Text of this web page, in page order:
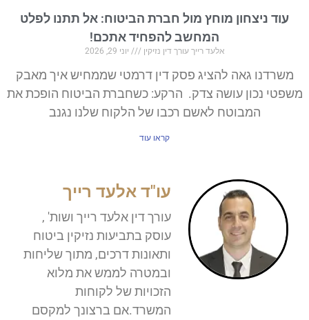
עוד ניצחון מוחץ מול חברת הביטוח: אל תתנו לפלט
המחשב להפחיד אתכם!
אלעד רייך עורך דין נזיקין יוני 29, 2026
משרדנו גאה להציג פסק דין דרמטי שממחיש איך מאבק
משפטי נכון עושה צדק. הרקע: כשחברת הביטוח הופכת את
המבוטח לאשם רכבו של הלקוח שלנו נגנב
קראו עוד
עו"ד אלעד רייך
עורך דין אלעד רייך ושות' ,
עוסק בתביעות נזיקין ביטוח
ותאונות דרכים, מתוך שליחות
ובמטרה לממש את מלוא
הזכויות של לקוחות
המשרד.אם ברצונך למקסם